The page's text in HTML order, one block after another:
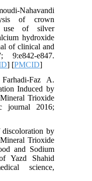
Nahavandi
of crown
use of silver
hydroxide
of clinical and
9:e842-e847.
] [PMCID
Faz A.
Induced by
Mineral Trioxide
journal 2016;
discoloration by
Mineral Trioxide
and Sodium
Yazd Shahid
science,